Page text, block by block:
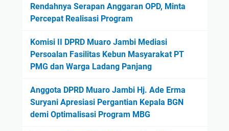
Rendahnya Serapan Anggaran OPD, Minta
Percepat Realisasi Program
Komisi II DPRD Muaro Jambi Mediasi
Persoalan Fasilitas Kebun Masyarakat PT
PMG dan Warga Ladang Panjang
Anggota DPRD Muaro Jambi Hj. Ade Erma
Suryani Apresiasi Pergantian Kepala BGN
demi Optimalisasi Program MBG